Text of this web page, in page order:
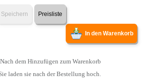
Speichern Preisliste
In den Warenkorb
dem Hinzufügen zum Warenkorb
laden sie nach der Bestellung hoch.